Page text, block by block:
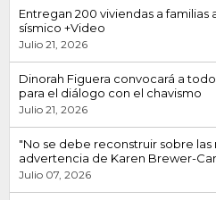
Entregan 200 viviendas a
sísmico +Video
Julio 21, 2026
Dinorah Figuera convocará a
para el diálogo con el chavismo
Julio 21, 2026
"No se debe reconstruir sobre las
advertencia de Karen Brewer-
Julio 07, 2026